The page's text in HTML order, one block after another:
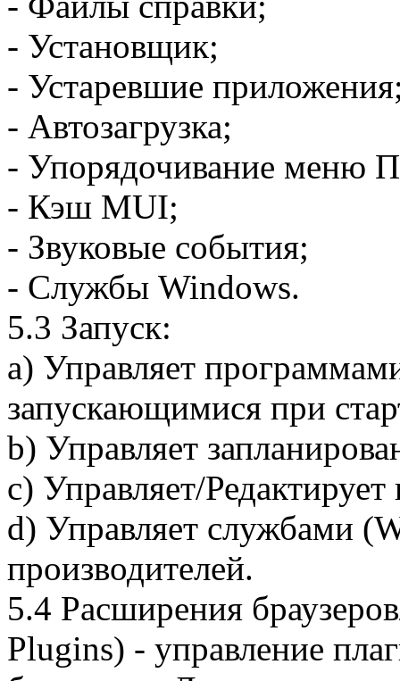
- Установщик;
- Устаревшие
- Автозагрузка;
- Упорядочивание меню
- Кэш MUI;
- Звуковые события;
- Службы Windows.
5.3 Запуск:
a) Управляет
запускающимися при
b) Управляет
c) Управляет/
d) Управляет службами
производителей.
5.4 Расширения
Plugins) - управление